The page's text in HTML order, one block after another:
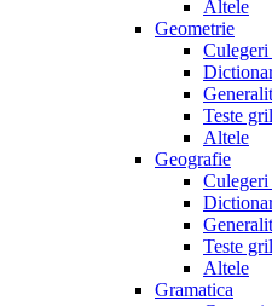
Altele
Geometrie
Culegeri
Teste
Altele
Geografie
Culegeri
Teste
Altele
Gramatica